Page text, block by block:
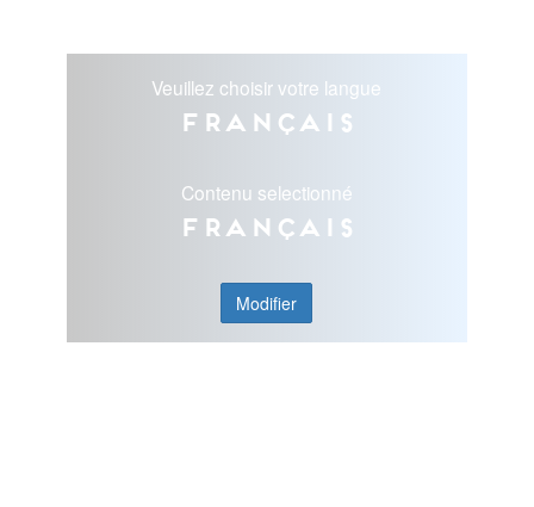
Veuillez choisir votre langue
Français
Contenu selectionné
Français
Modifier